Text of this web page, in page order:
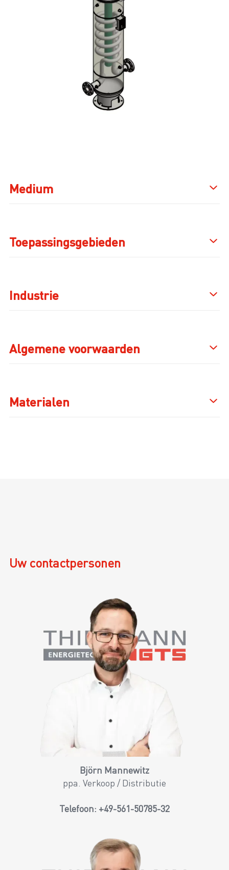
Medium
Toepassingsgebieden
Industrie
Algemene voorwaarden
Materialen
Uw contactpersonen
Björn Mannewitz
ppa. Verkoop / Distributie
Telefoon: +49-561-50785-32